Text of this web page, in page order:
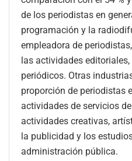
de los periodistas en
programación y la
empleadora de
las actividades
periódicos. Otras
proporción de periodistas
actividades de servicios
actividades creativas,
la publicidad y los
administración pública.